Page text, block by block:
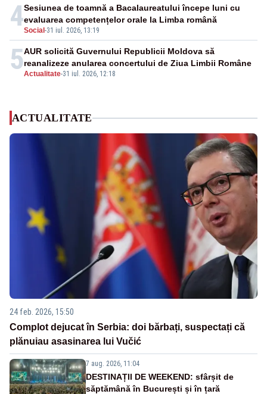
4Social -31 iul. 2026, 13:19
Sesiunea de toamnă a Bacalaureatului începe luni cu
evaluarea competențelor orale la Limba română
5Actualitate-31 iul. 2026, 12:18
AUR solicită Guvernului Republicii Moldova să
reanalizeze anularea concertului de Ziua Limbii Române
ACTUALITATE
24 feb. 2026, 15:50
Complot dejucat în Serbia: doi bărbați, suspectați că
plănuiau asasinarea lui Vučić
7 aug. 2026, 11:04
DESTINAȚII DE WEEKEND: sfârșit de
săptămână în București și în țară